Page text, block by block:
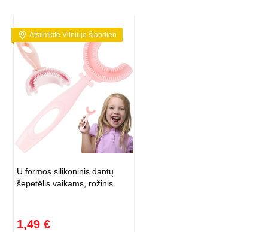
Atsiimkite Vilniuje šiandien
U formos silikoninis dantų
šepetėlis vaikams, rožinis
1,49 €